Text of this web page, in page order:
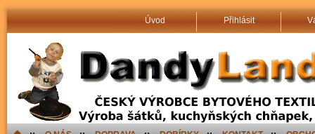
Úvod Přihlásit